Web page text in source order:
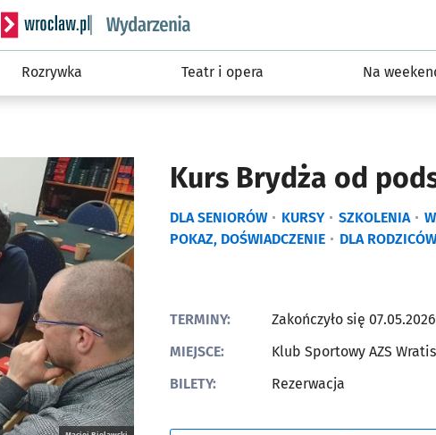
Serwis informacyjny wroclaw.pl podserwis: Wydarzenia
Rozrywka Teatr i opera Na
Kurs Brydża od
DLA SENIORÓW KURSY SZKOLENIA
POKAZ, DOŚWIADCZENIE
DLA RODZICÓW
TERMINY:
Zakończyło się
MIEJSCE:
Klub Sportowy AZS
BILETY:
Rezerwacja